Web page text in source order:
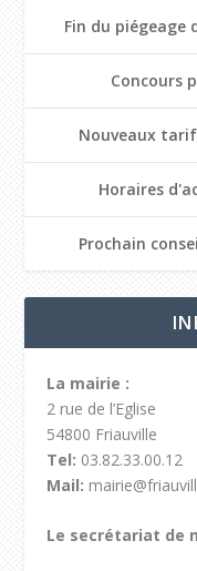
Fin du piégeage
Concours
Nouveaux
Horaires
Prochain
La mairie :
2 rue de l’Eglise
54800 Friauville
Tel: 03.82.33.00.12
Mail:
Le secrétariat de